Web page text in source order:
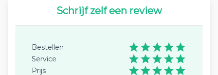
Schrijf zelf een review
Bestellen
Service
Prijs